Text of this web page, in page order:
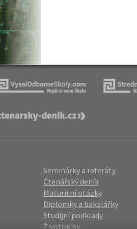
a geografie sídel
Romain Rolland: Petr a Lucie
Naše projekty
Seminárky a referáty
Čtenářský deník
Maturitní otázky
Diplomky a bakalářky
Studijní podklady
Životopisy